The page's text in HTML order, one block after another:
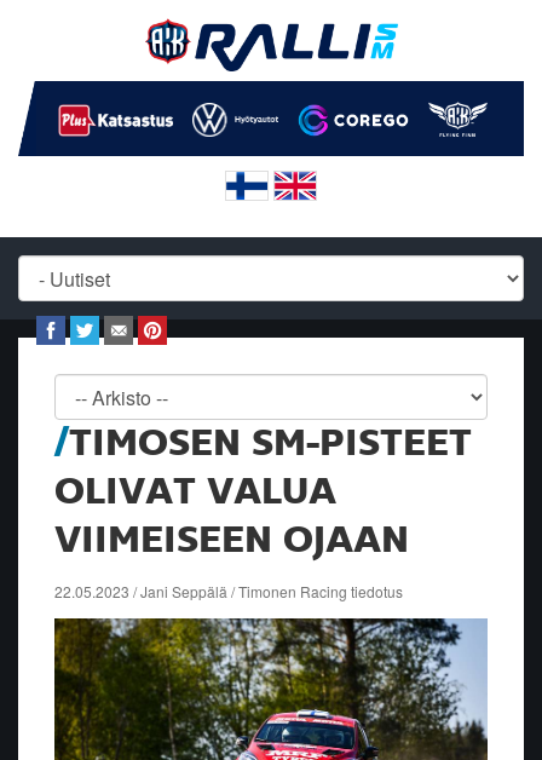
TIMOSEN SM-PISTEET
OLIVAT VALUA
VIIMEISEEN OJAAN
22.05.2023 / Jani Seppälä / Timonen Racing tiedotus